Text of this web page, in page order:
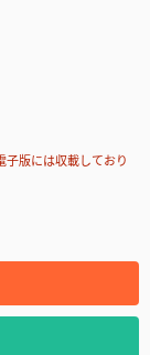
版には収載しており